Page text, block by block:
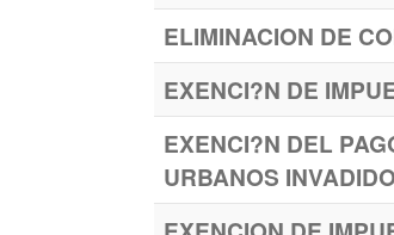
ELIMINACION DE
EXENCI?N DE
EXENCI?N DEL
URBANOS